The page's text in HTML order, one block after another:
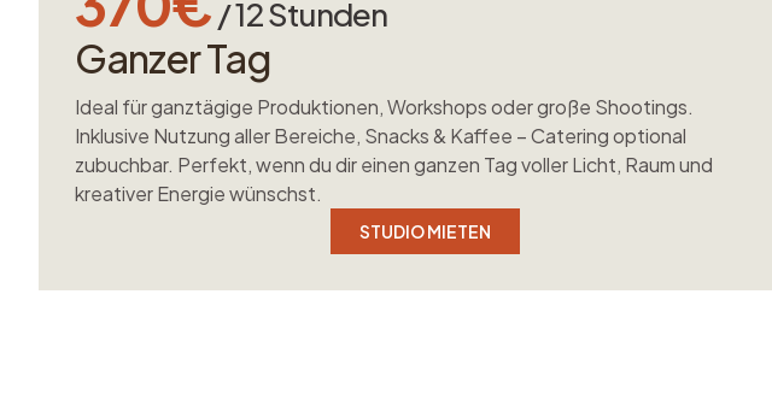
/ 12 Stunden
Ganzer Tag
Ideal für ganztägige Produktionen, Workshops oder große Shootings.
Inklusive Nutzung aller Bereiche, Snacks & Kaffee – Catering optional
zubuchbar. Perfekt, wenn du dir einen ganzen Tag voller Licht, Raum und
kreativer Energie wünschst.
STUDIO MIETEN